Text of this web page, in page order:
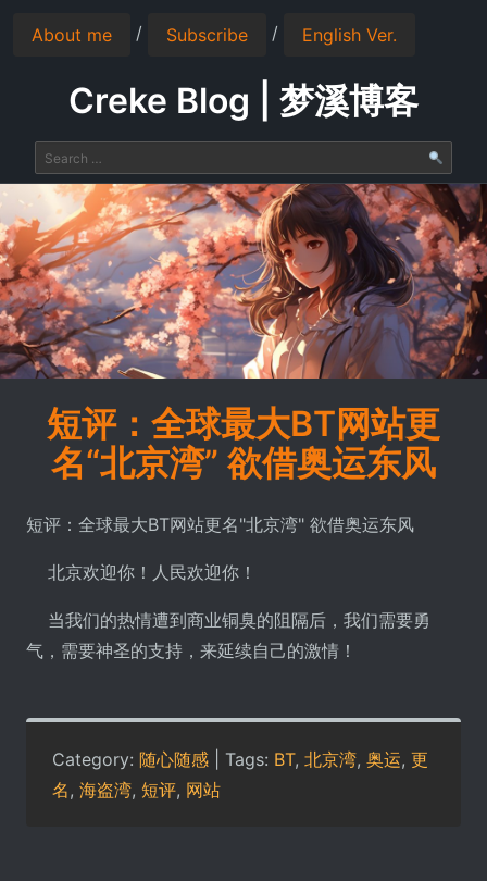
About me / Subscribe / English Ver.
Creke Blog | 梦溪博客
短评：全球最大BT网站更
名“北京湾” 欲借奥运东风
短评：全球最大BT网站更名"北京湾" 欲借奥运东风
北京欢迎你！人民欢迎你！
当我们的热情遭到商业铜臭的阻隔后，我们需要勇
气，需要神圣的支持，来延续自己的激情！
Category: 随心随感 | Tags: BT, 北京湾, 奥运, 更
名, 海盗湾, 短评, 网站